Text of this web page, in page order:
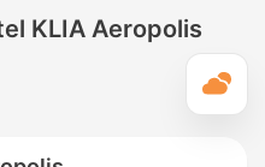
KLIA Aeropolis